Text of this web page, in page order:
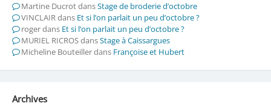
Martine DucrotdansStage de broderie d’octobre
VINCLAIRdans Et si l’on parlait un peu d’octobre ?
rogerdans Et si l’on parlait un peu d’octobre ?
MURIEL RICROSdansStage à Caissargues
Micheline Bouteillerdans Françoise et Hubert
Archives